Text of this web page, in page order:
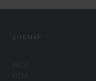
SITEMAP
PACS
HCM